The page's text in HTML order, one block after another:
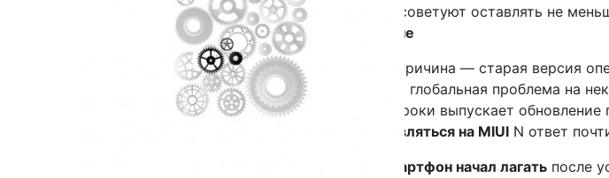
обычно советуют оставлять не
телефоне
Вторая причина — старая версия
какая-то глобальная проблема на
очень) сроки выпускает
ли обновляться на MIUI N ответ
смартфон начал лагать после